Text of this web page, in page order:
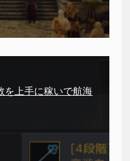
を上手に稼いで航海